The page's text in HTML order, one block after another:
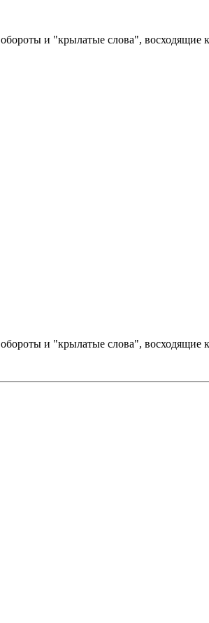
и "крылатые слова",
и "крылатые слова",